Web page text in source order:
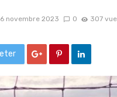
6 novembre 2023 0 307